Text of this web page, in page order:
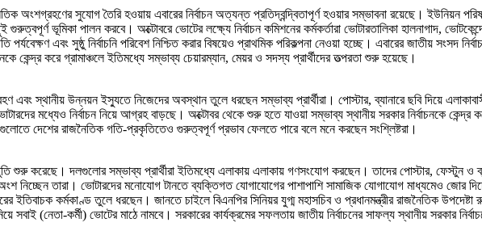
অংশগ্রহণের সুযোগ তৈরি হওয়ায় এবারের নির্বাচন অত্যন্ত প্রতিদ্বন্দ্বিতাপূর্ণ হওয়ার সম্ভাবনা রয়েছে। ইউনিয়ন
ভূমিকা পালন করবে। অক্টোবরে ভোটের লক্ষ্যে নির্বাচন কমিশনের কর্মকর্তারা ভোটারতালিকা হালনাগাদ,
এবং সুষ্ঠু নির্বাচনি পরিবেশ নিশ্চিত করার বিষয়েও প্রাথমিক পরিকল্পনা নেওয়া হচ্ছে। এবারের জাতীয় সংসদ
কেন্দ্র করে গ্রামাঞ্চলে ইতিমধ্যে সম্ভাব্য চেয়ারম্যান, মেয়র ও সদস্য প্রার্থীদের তত্পরতা শুরু হয়েছে।
এবং স্থানীয় উন্নয়ন ইস্যুতে নিজেদের অবস্থান তুলে ধরছেন সম্ভাব্য প্রার্থীরা। পোস্টার, ব্যানারে ছবি দিয়ে
মধ্যেও নির্বাচন নিয়ে আগ্রহ বাড়ছে। অক্টোবর থেকে শুরু হতে যাওয়া সম্ভাব্য স্থানীয় সরকার নির্বাচনকে
দেশের রাজনৈতিক গতি-প্রকৃতিতেও গুরুত্বপূর্ণ প্রভাব ফেলতে পারে বলে মনে করছেন সংশ্লিষ্টরা।
শুরু করেছে। দলগুলোর সম্ভাব্য প্রার্থীরা ইতিমধ্যে এলাকায় এলাকায় গণসংযোগ করছেন। তাদের পোস্টার, ফেস্টুন
নিচ্ছেন তারা। ভোটারদের মনোযোগ টানতে ব্যক্তিগত যোগাযোগের পাশাপাশি সামাজিক যোগাযোগ মাধ্যমেও জোর
ইতিবাচক কর্মকাণ্ড তুলে ধরছেন। জানতে চাইলে বিএনপির সিনিয়র যুগ্ম মহাসচিব ও প্রধানমন্ত্রীর রাজনৈতিক
সবাই (নেতা-কর্মী) ভোটের মাঠে নামবে। সরকারের কার্যক্রমের সফলতায় জাতীয় নির্বাচনের সাফল্য স্থানীয় সরকার